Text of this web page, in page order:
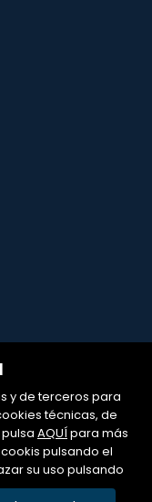
y de terceros para
técnicas, de
AQUÍpara más
pulsando el
su uso pulsando